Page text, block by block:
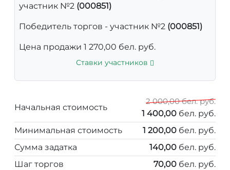
участник №2 (000851)
Победитель торгов - участник №2 (000851)
Цена продажи 1 270,00 бел. руб.
Ставки участников
Начальная стоимость
2 000,00 бел. руб.
1 400,00 бел. руб.
Минимальная стоимость
1 200,00 бел. руб.
Сумма задатка
140,00 бел. руб.
Шаг торгов
70,00 бел. руб.